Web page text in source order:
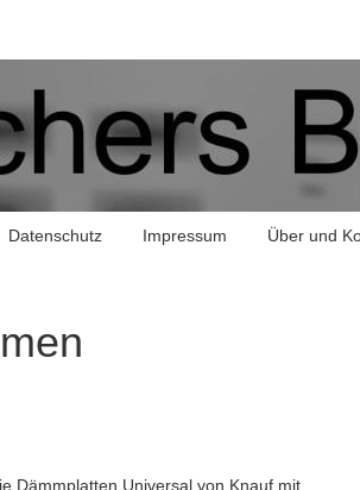
Datenschutz Impressum Über und
Dämmplatten Universal von Knauf mit